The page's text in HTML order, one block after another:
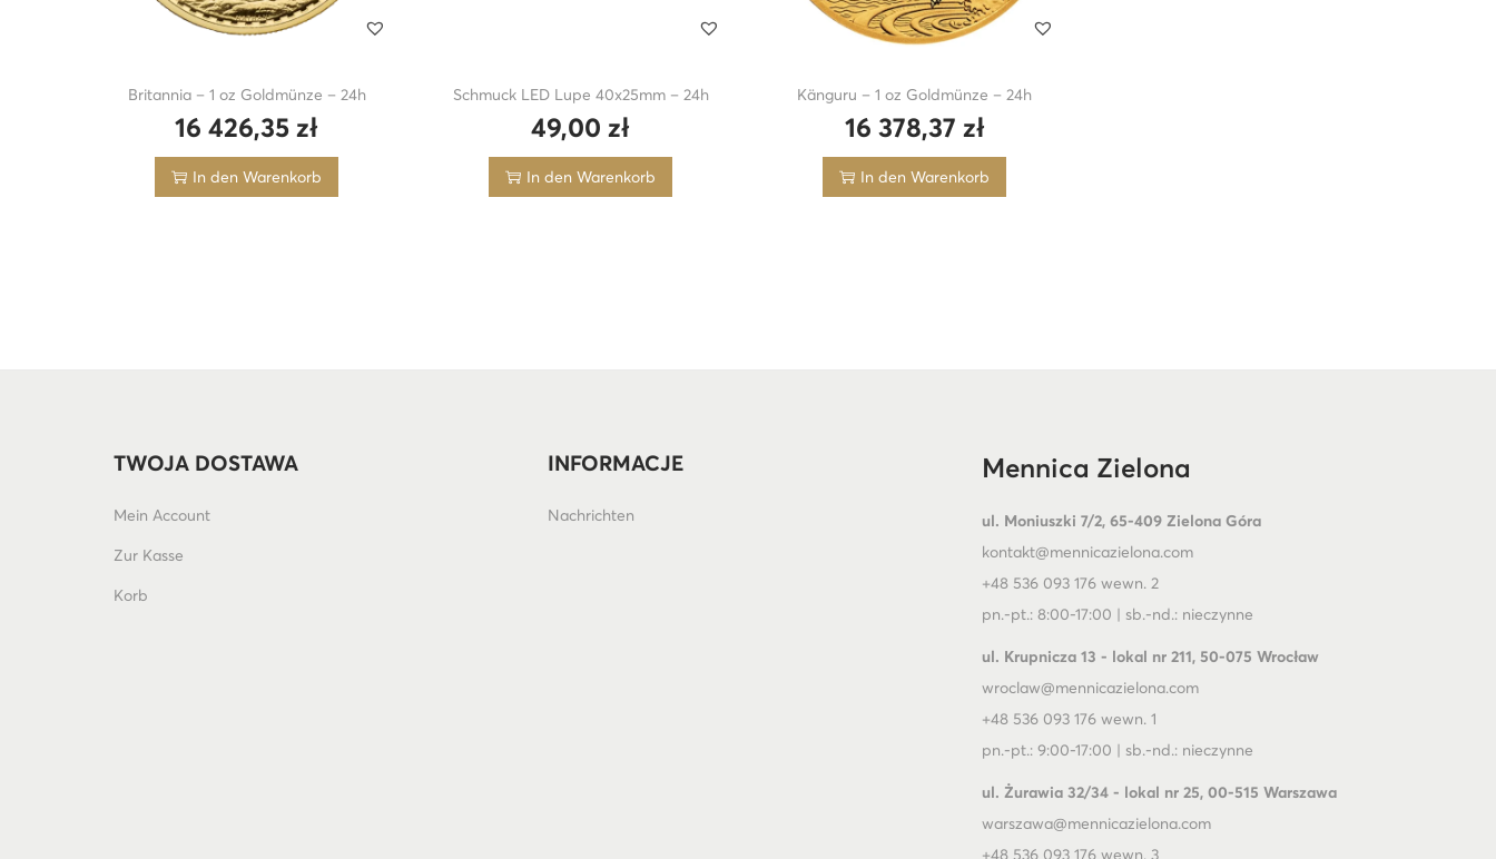
M
e
Britannia – 1 oz Goldmünze – 24h
16 426,35zł
In den Warenkorb
Schmuck LED Lupe 40x25mm – 24h
49,00zł
In den Warenkorb
Känguru – 1 oz Goldmünze – 24h
16 378,37 zł
In den Warenkorb
TWOJA DOSTAWA
Mein Account
Zur Kasse
Korb
INFORMACJE
Nachrichten
Mennica Zielona
ul. Moniuszki 7/2, 65-409 Zielona Góra
kontakt@mennicazielona.com
+48 536 093 176 wewn. 2
pn.-pt.: 8:00-17:00 | sb.-nd.: nieczynne
ul. Krupnicza 13 - lokal nr 211, 50-075 Wrocław
wroclaw@mennicazielona.com
+48 536 093 176 wewn. 1
pn.-pt.: 9:00-17:00 | sb.-nd.: nieczynne
ul. Żurawia 32/34 - lokal nr 25, 00-515 Warszawa
warszawa@mennicazielona.com
+48 536 093 176 wewn. 3